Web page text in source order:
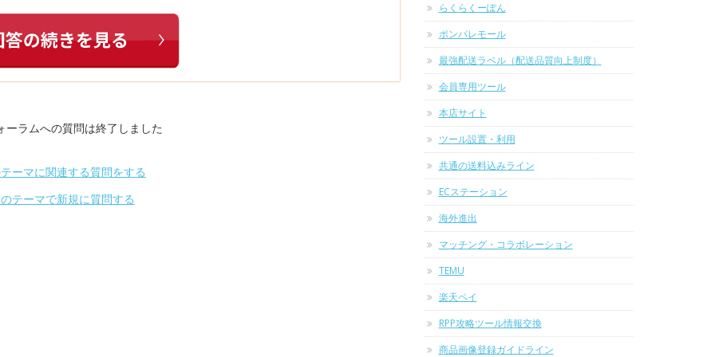
ーラムへの質問は終了しました
ーマに関連する質問をする
テーマで新規に質問する
らくらくーぽん
ポンパレモール
最強配送ラベル（配送品質向上制度）
会員専用ツール
本店サイト
ツール設置・利用
共通の送料込みライン
ECステーション
海外進出
マッチング・コラボレーション
TEMU
楽天ペイ
RPP攻略ツール情報交換
商品画像登録ガイドライン